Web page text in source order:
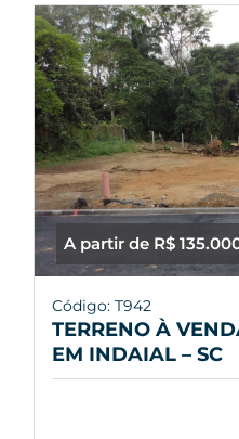
A partir de R$
Código: T942
TERRENO À
EM INDAIAL – SC